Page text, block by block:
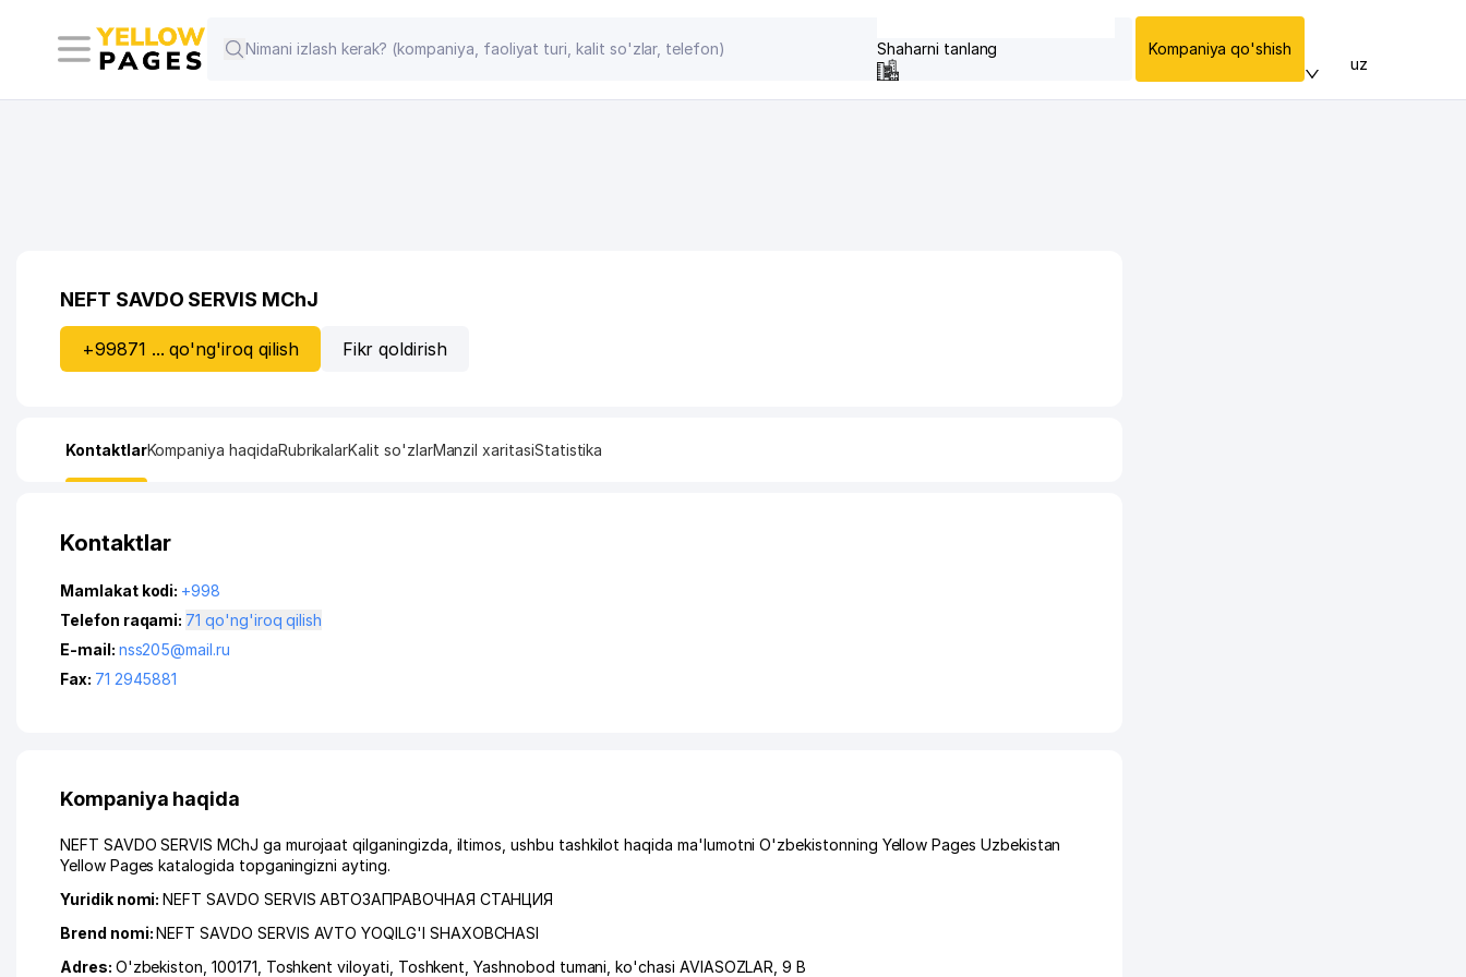
Shaharni tanlang Kompaniya qo'shish
uz
NEFT SAVDO SERVIS MChJ
+99871 ... qo'ng'iroq qilish Fikr qoldirish
KontaktlarKompaniya haqidaRubrikalarKalit so'zlarManzil xaritasiStatistika
Kontaktlar
Mamlakat kodi: +998
Telefon raqami:
71 qo'ng'iroq qilish
E-mail: nss205@mail.ru
Fax: 71 2945881
Kompaniya haqida
NEFT SAVDO SERVIS MChJ ga murojaat qilganingizda, iltimos, ushbu tashkilot haqida ma'lumotni O'zbekistonning Yellow Pages Uzbekistan
Yellow Pages katalogida topganingizni ayting.
Yuridik nomi:NEFT SAVDO SERVIS АВТОЗАПРАВОЧНАЯ СТАНЦИЯ
Brend nomi:NEFT SAVDO SERVIS AVTO YOQILG'I SHAXOBCHASI
Adres: O'zbekiston, 100171, Toshkent viloyati Toshkent ,Yashnobod tumani ,ko'chasi AVIASOZLAR , 9 B